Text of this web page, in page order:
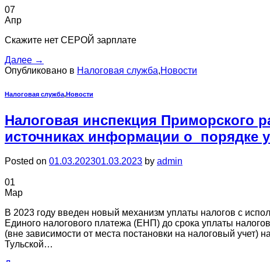
07
Апр
Скажите нет СЕРОЙ зарплате
Далее →
Опубликовано в Налоговая служба,Новости
Налоговая служба,Новости
Налоговая инспекция Приморского
источниках информации о порядке
Posted on 01.03.202301.03.2023 by admin
01
Мар
В 2023 году введен новый механизм уплаты налогов с
Единого налогового платежа (ЕНП) до срока уплаты
(вне зависимости от места постановки на налоговый учет)
Тульской…